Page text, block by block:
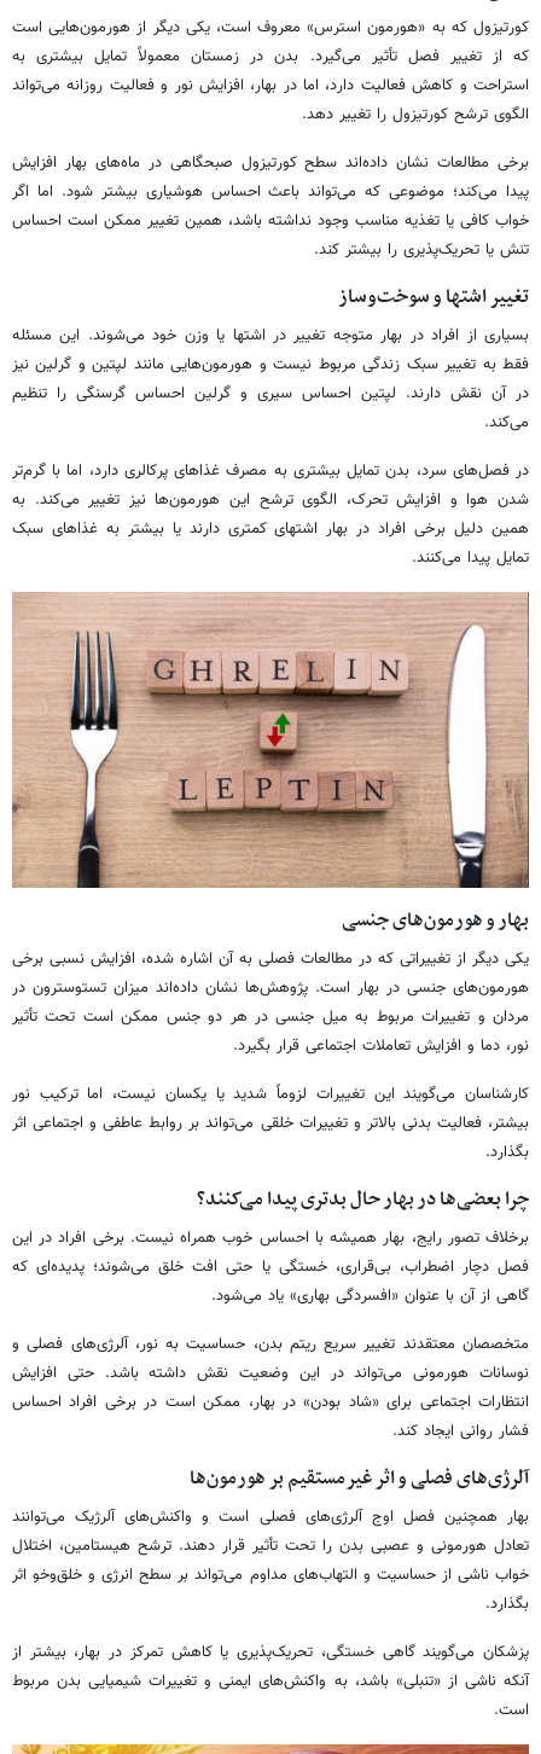
کورتیزول که به «هورمون استرس» معروف است، یکی دیگر از هورمون‌هایی است
که از تغییر فصل تأثیر می‌گیرد. بدن در زمستان معمولاً تمایل بیشتری به
استراحت و کاهش فعالیت دارد، اما در بهار، افزایش نور و فعالیت روزانه می‌تواند
الگوی ترشح کورتیزول را تغییر دهد.
برخی مطالعات نشان داده‌اند سطح کورتیزول صبحگاهی در ماه‌های بهار افزایش
پیدا می‌کند؛ موضوعی که می‌تواند باعث احساس هوشیاری بیشتر شود. اما اگر
خواب کافی یا تغذیه مناسب وجود نداشته باشد، همین تغییر ممکن است احساس
تنش یا تحریک‌پذیری را بیشتر کند.
تغییر اشتها و سوخت‌وساز
بسیاری از افراد در بهار متوجه تغییر در اشتها یا وزن خود می‌شوند. این مسئله
فقط به تغییر سبک زندگی مربوط نیست و هورمون‌هایی مانند لپتین و گرلین نیز
در آن نقش دارند. لپتین احساس سیری و گرلین احساس گرسنگی را تنظیم
می‌کند.
در فصل‌های سرد، بدن تمایل بیشتری به مصرف غذاهای پرکالری دارد، اما با گرم‌تر
شدن هوا و افزایش تحرک، الگوی ترشح این هورمون‌ها نیز تغییر می‌کند. به
همین دلیل برخی افراد در بهار اشتهای کمتری دارند یا بیشتر به غذاهای سبک
تمایل پیدا می‌کنند.
بهار و هورمون‌های جنسی
یکی دیگر از تغییراتی که در مطالعات فصلی به آن اشاره شده، افزایش نسبی برخی
هورمون‌های جنسی در بهار است. پژوهش‌ها نشان داده‌اند میزان تستوسترون در
مردان و تغییرات مربوط به میل جنسی در هر دو جنس ممکن است تحت تأثیر
نور، دما و افزایش تعاملات اجتماعی قرار بگیرد.
کارشناسان می‌گویند این تغییرات لزوماً شدید یا یکسان نیست، اما ترکیب نور
بیشتر، فعالیت بدنی بالاتر و تغییرات خلقی می‌تواند بر روابط عاطفی و اجتماعی اثر
بگذارد.
چرا بعضی‌ها در بهار حال بدتری پیدا می‌کنند؟
برخلاف تصور رایج، بهار همیشه با احساس خوب همراه نیست. برخی افراد در این
فصل دچار اضطراب، بی‌قراری، خستگی یا حتی افت خلق می‌شوند؛ پدیده‌ای که
گاهی از آن با عنوان «افسردگی بهاری» یاد می‌شود.
متخصصان معتقدند تغییر سریع ریتم بدن، حساسیت به نور، آلرژی‌های فصلی و
نوسانات هورمونی می‌تواند در این وضعیت نقش داشته باشد. حتی افزایش
انتظارات اجتماعی برای «شاد بودن» در بهار، ممکن است در برخی افراد احساس
فشار روانی ایجاد کند.
آلرژی‌های فصلی و اثر غیرمستقیم بر هورمون‌ها
بهار همچنین فصل اوج آلرژی‌های فصلی است و واکنش‌های آلرژیک می‌توانند
تعادل هورمونی و عصبی بدن را تحت تأثیر قرار دهند. ترشح هیستامین، اختلال
خواب ناشی از حساسیت و التهاب‌های مداوم می‌تواند بر سطح انرژی و خلق‌وخو اثر
بگذارد.
پزشکان می‌گویند گاهی خستگی، تحریک‌پذیری یا کاهش تمرکز در بهار، بیشتر از
آنکه ناشی از «تنبلی» باشد، به واکنش‌های ایمنی و تغییرات شیمیایی بدن مربوط
است.